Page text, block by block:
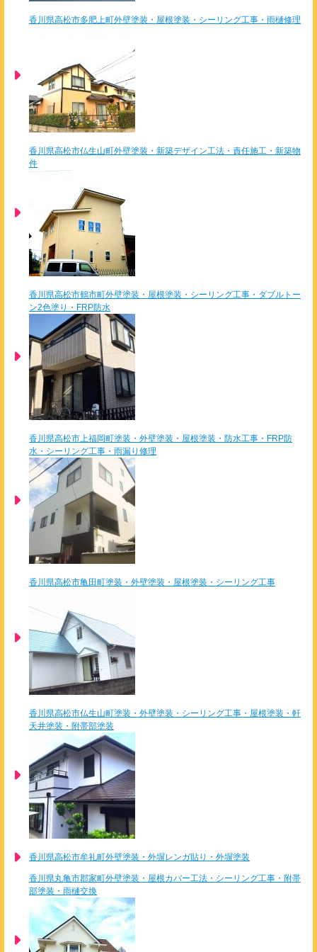
香川県高松市多肥上町外壁塗装・屋根塗装・シーリング工事・雨樋修理
香川県高松市仏生山町外壁塗装・新築デザイン工法・責任施工・新築物
件
香川県高松市鶴市町外壁塗装・屋根塗装・シーリング工事・ダブルトー
ン2色塗り・FRP防水
香川県高松市上福岡町塗装・外壁塗装・屋根塗装・防水工事・FRP防
水・シーリング工事・雨漏り修理
香川県高松市亀田町塗装・外壁塗装・屋根塗装・シーリング工事
香川県高松市仏生山町塗装・外壁塗装・シーリング工事・屋根塗装・軒
天井塗装・附帯部塗装
香川県高松市牟礼町外壁塗装・外塀レンガ貼り・外塀塗装
香川県丸亀市郡家町外壁塗装・屋根カバー工法・シーリング工事・附帯
部塗装・雨樋交換